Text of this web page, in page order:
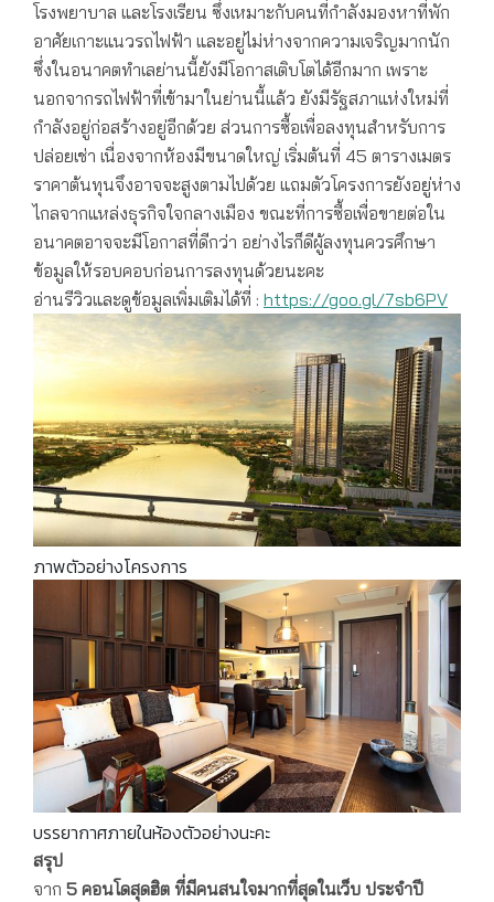
โรงพยาบาล และโรงเรียน ซึ่งเหมาะกับคนที่กำลังมองหาที่พัก
อาศัยเกาะแนวรถไฟฟ้า และอยู่ไม่ห่างจากความเจริญมากนัก
ซึ่งในอนาคตทำเลย่านนี้ยังมีโอกาสเติบโตได้อีกมาก เพราะ
นอกจากรถไฟฟ้าที่เข้ามาในย่านนี้แล้ว ยังมีรัฐสภาแห่งใหม่ที่
กำลังอยู่ก่อสร้างอยู่อีกด้วย ส่วนการซื้อเพื่อลงทุนสำหรับการ
ปล่อยเช่า เนื่องจากห้องมีขนาดใหญ่ เริ่มต้นที่ 45 ตารางเมตร
ราคาต้นทุนจึงอาจจะสูงตามไปด้วย แถมตัวโครงการยังอยู่ห่าง
ไกลจากแหล่งธุรกิจใจกลางเมือง ขณะที่การซื้อเพื่อขายต่อใน
อนาคตอาจจะมีโอกาสที่ดีกว่า อย่างไรก็ดีผู้ลงทุนควรศึกษา
ข้อมูลให้รอบคอบก่อนการลงทุนด้วยนะคะ
อ่านรีวิวและดูข้อมูลเพิ่มเติมได้ที่ : https://goo.gl/7sb6PV
ภาพตัวอย่างโครงการ
บรรยากาศภายในห้องตัวอย่างนะคะ
สรุป
จาก 5 คอนโดสุดฮิต ที่มีคนสนใจมากที่สุดในเว็บ ประจำปี